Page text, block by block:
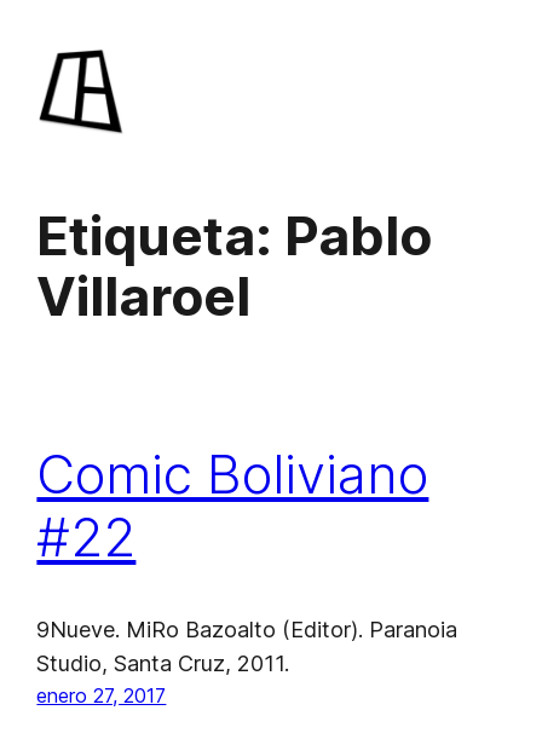
contenido
Etiqueta: Pablo
Villaroel
Comic Boliviano
#22
9Nueve. MiRo Bazoalto (Editor). Paranoia
Studio, Santa Cruz, 2011.
enero 27, 2017